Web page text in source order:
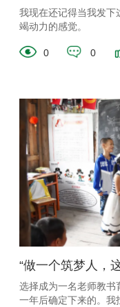
我现在还记得当我发下
竭动力的感觉。
0 0
“做一个筑梦人，
选择成为一名老师教书
一年后确定下来的。我